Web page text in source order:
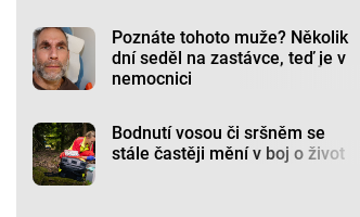
Poznáte tohoto muže? Několik
dní seděl na zastávce, teď je v
nemocnici
Bodnutí vosou či sršněm se
stále častěji mění v boj o život